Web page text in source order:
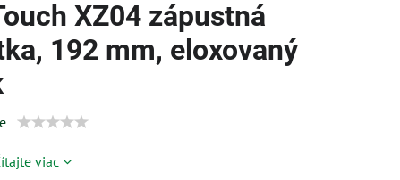
XZ04 zápustná
192 mm, eloxovaný
viac